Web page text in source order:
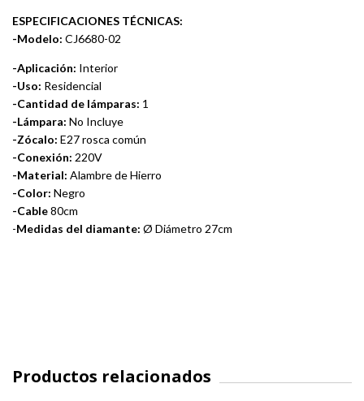
ESPECIFICACIONES TÉCNICAS:
-Modelo: CJ6680-02
-Aplicación: Interior
-Uso: Residencial
-Cantidad de lámparas: 1
-Lámpara: No Incluye
-Zócalo: E27 rosca común
-Conexión: 220V
-Material: Alambre de Hierro
-Color: Negro
-Cable80cm
-Medidas del diamante: Ø Diámetro 27cm
Productos relacionados